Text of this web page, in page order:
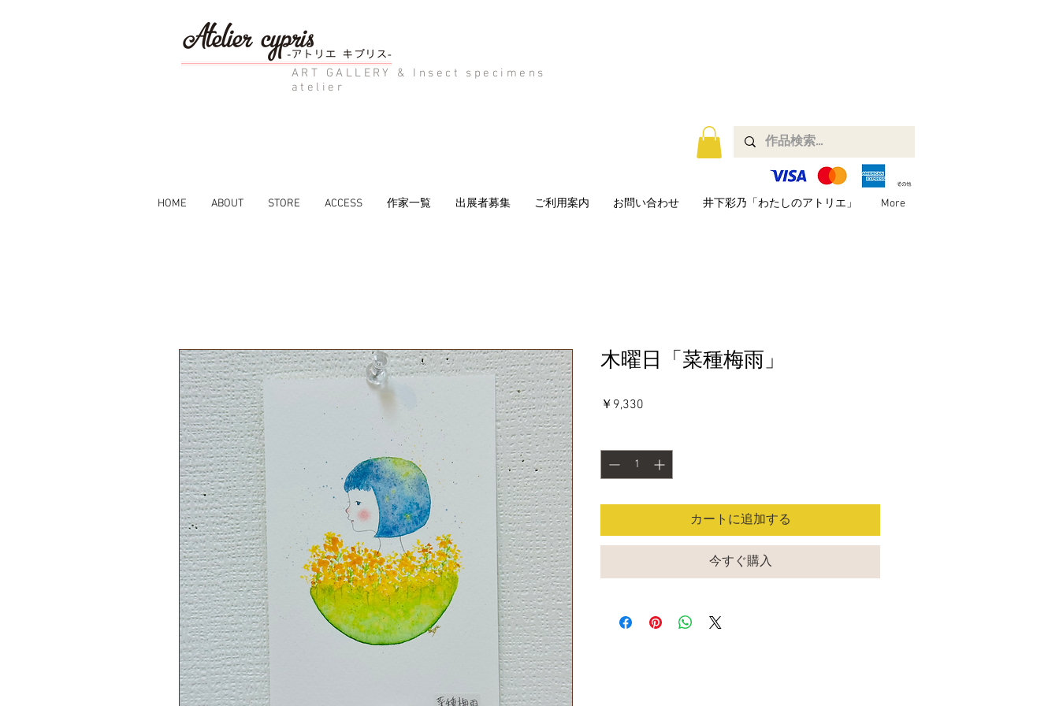
ART GALLERY & Insect specimens
atelier
HOME ABOUT STORE ACCESS 作家一覧 出展者募集 ご利用案内 お問い合わせ 井下彩乃「わたしのアトリエ」 More
木曜日「菜種梅雨」
￥9,330
カートに追加する
今すぐ購入